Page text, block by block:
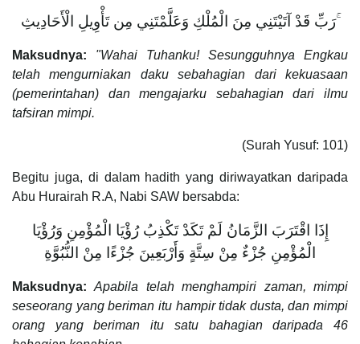
رَبِّ قَدْ آتَيْتَنِي مِنَ الْمُلْكِ وَعَلَّمْتَنِي مِن تَأْوِيلِ الْأَحَادِيثِ ۚ
Maksudnya: "Wahai Tuhanku! Sesungguhnya Engkau
telah mengurniakan daku sebahagian dari kekuasaan
(pemerintahan) dan mengajarku sebahagian dari ilmu
tafsiran mimpi.
(Surah Yusuf: 101)
Begitu juga, di dalam hadith yang diriwayatkan daripada
Abu Hurairah R.A, Nabi SAW bersabda:
إِذَا اقْتَرَبَ الزَّمَانُ لَمْ تَكَدْ تَكْذِبُ رُؤْيَا الْمُؤْمِنِ وَرُؤْيَا
الْمُؤْمِنِ جُزْءٌ مِنْ سِتَّةٍ وَأَرْبَعِينَ جُزْءًا مِنْ النُّبُوَّةِ
Maksudnya:
Apabila telah menghampiri zaman, mimpi
seseorang yang beriman itu hampir tidak dusta, dan mimpi
orang yang beriman itu satu bahagian daripada 46